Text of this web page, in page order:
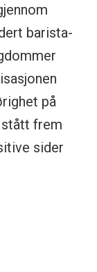
barista-
på
frem
sider